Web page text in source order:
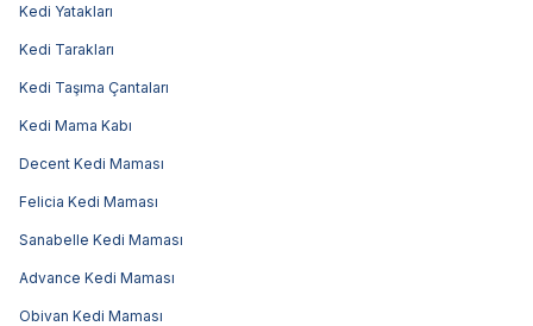
Kedi Yatakları
Kedi Tarakları
Kedi Taşıma Çantaları
Kedi Mama Kabı
Decent Kedi Maması
Felicia Kedi Maması
Sanabelle Kedi Maması
Advance Kedi Maması
Obivan Kedi Maması